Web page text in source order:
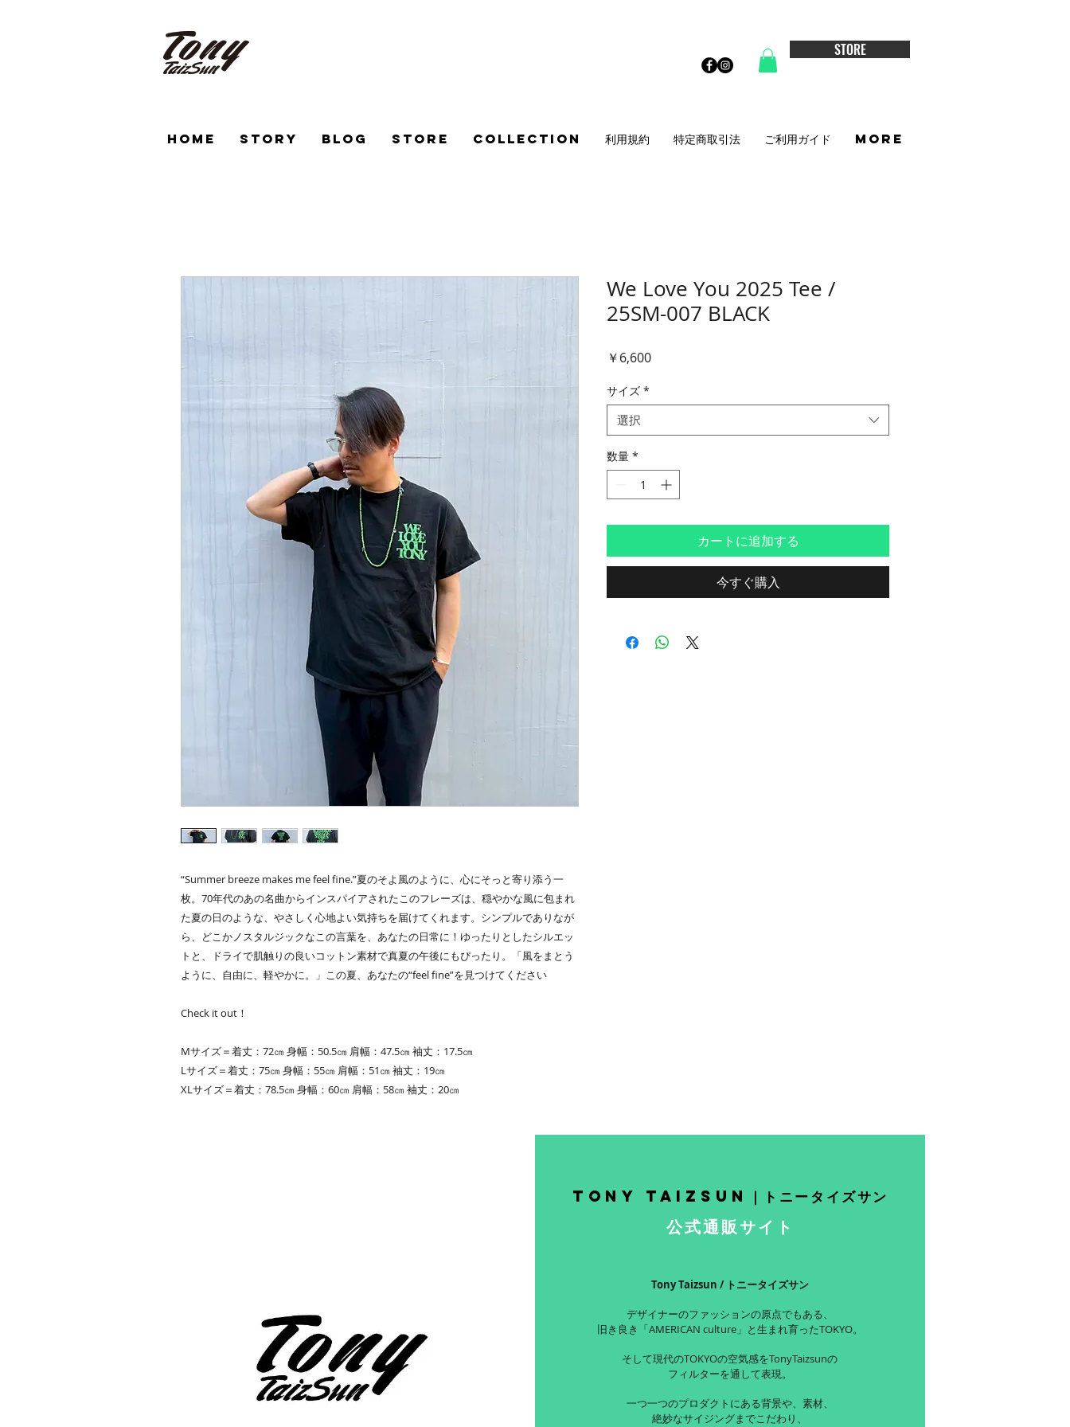
STORE
HOME STORY BLOG STORE COLLECTION 利用規約 特定商取引法 ご利用ガイド More
“Summer breeze makes me feel fine.”夏のそよ風のように、心にそっと寄り添う一
枚。70年代のあの名曲からインスパイアされたこのフレーズは、穏やかな風に包まれ
た夏の日のような、やさしく心地よい気持ちを届けてくれます。シンプルでありなが
ら、どこかノスタルジックなこの言葉を、あなたの日常に！ゆったりとしたシルエッ
トと、ドライで肌触りの良いコットン素材で真夏の午後にもぴったり。「風をまとう
ように、自由に、軽やかに。」この夏、あなたの“feel fine”を見つけてください
Check it out！
Mサイズ＝着丈：72㎝ 身幅：50.5㎝ 肩幅：47.5㎝ 袖丈：17.5㎝
Lサイズ＝着丈：75㎝ 身幅：55㎝ 肩幅：51㎝ 袖丈：19㎝
XLサイズ＝着丈：78.5㎝ 身幅：60㎝ 肩幅：58㎝ 袖丈：20㎝
We Love You 2025 Tee /
25SM-007 BLACK
￥6,600価
サイズ *
選択
数量 *
カートに追加する
今すぐ購入
Tony Taizsun｜トニータイズサン
公式通販サイト
Tony Taizsun / トニータイズサン
デザイナーのファッションの原点でもある、
旧き良き「AMERICAN culture」と生まれ育ったTOKYO。
そして現代のTOKYOの空気感をTonyTaizsunの
フィルターを通して表現。
一つ一つのプロダクトにある背景や、素材、
絶妙なサイジングまでこだわり、